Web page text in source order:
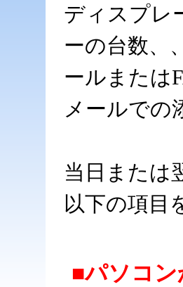
ディスプレ
ーの台数、
ールまたは
メールでの
当日または
以下の項目
■パソコ